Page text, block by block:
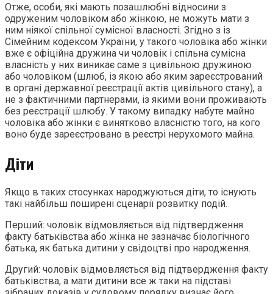
Отже, особи, які мають позашлюбні відносини з
одруженим чоловіком або жінкою, не можуть мати з
ним ніякої спільної сумісної власності. Згідно з із
Сімейним кодексом України, у такого чоловіка або жінки
вже є офіційна дружина чи чоловік і спільна сумісна
власність у них виникає саме з цивільною дружиною
або чоловіком (шлюб, із якою або яким зареєстрований
в органі державної реєстрації актів цивільного стану), а
не з фактичними партнерами, із якими вони проживають
без реєстрації шлюбу. У такому випадку набуте майно
чоловіка або жінки є винятково власністю того, на кого
воно буде зареєстровано в реєстрі нерухомого майна.
Діти
Якщо в таких стосунках народжуються діти, то існують
такі найбільш поширені сценарії розвитку подій.
Перший: чоловік відмовляється від підтвердження
факту батьківства або жінка не зазначає біологічного
батька, як батька дитини у свідоцтві про народження.
Другий: чоловік відмовляється від підтвердження факту
батьківства, а мати дитини все ж таки на підставі